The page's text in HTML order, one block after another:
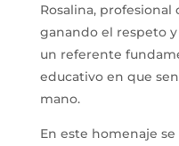
Rosalina, profesional
ganando el respeto
un referente
educativo en que
mano.
En este homenaje